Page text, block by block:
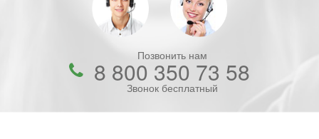
Позвонить нам
8 800 350 73 58
Звонок бесплатный